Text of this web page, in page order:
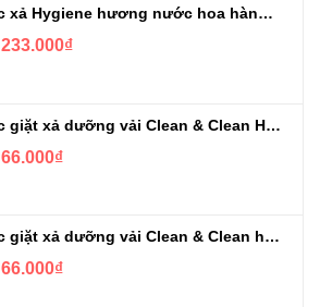
Nước xả Hygiene hương nước hoa hàng chuẩn Thái can 3L3
233.000₫
Nước giặt xả dưỡng vải Clean & Clean Hương Ban Mai 3.2kg
66.000₫
Nước giặt xả dưỡng vải Clean & Clean hương Violet 3.2kg
66.000₫